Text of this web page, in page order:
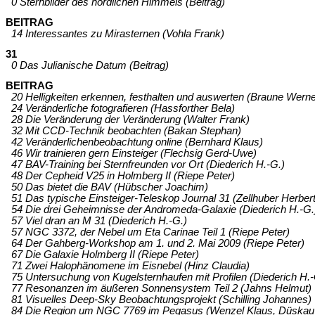
BEITRAG
14 Interessantes zu Mirasternen (Vohla Frank)
31
0 Das Julianische Datum (Beitrag)
BEITRAG
20 Helligkeiten erkennen, festhalten und auswerten (Braune
24 Veränderliche fotografieren (Hassforther Bela)
28 Die Veränderung der Veränderung (Walter Frank)
32 Mit CCD-Technik beobachten (Bakan Stephan)
42 Veränderlichenbeobachtung online (Bernhard Klaus)
46 Wir trainieren gern Einsteiger (Flechsig Gerd-Uwe)
47 BAV-Training bei Sternfreunden vor Ort (Diederich H.-G.)
48 Der Cepheid V25 in Holmberg II (Riepe Peter)
50 Das bietet die BAV (Hübscher Joachim)
51 Das typische Einsteiger-Teleskop Journal 31 (Zellhuber
54 Die drei Geheimnisse der Andromeda-Galaxie (Diederich H.-
57 Viel dran an M 31 (Diederich H.-G.)
57 NGC 3372, der Nebel um Eta Carinae Teil 1 (Riepe Peter)
64 Der Gahberg-Workshop am 1. und 2. Mai 2009 (Riepe Peter)
67 Die Galaxie Holmberg II (Riepe Peter)
71 Zwei Halophänomene im Eisnebel (Hinz Claudia)
75 Untersuchung von Kugelsternhaufen mit Profilen (Diederich
77 Resonanzen im äußeren Sonnensystem Teil 2 (Jahns Helmut)
81 Visuelles Deep-Sky Beobachtungsprojekt (Schilling Johannes)
84 Die Region um NGC 7769 im Pegasus (Wenzel Klaus,